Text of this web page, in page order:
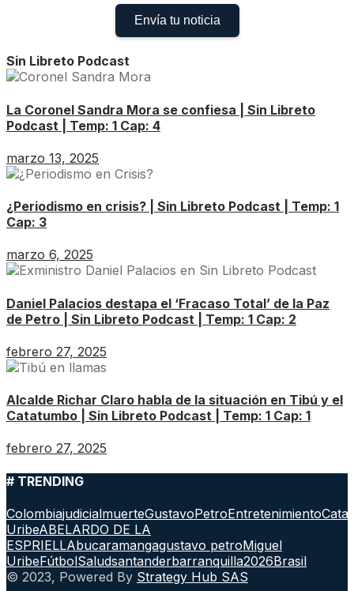
Envía tu noticia
Sin Libreto Podcast
La Coronel Sandra Mora se confiesa | Sin Libreto
Podcast | Temp: 1 Cap: 4
marzo 13, 2025
¿Periodismo en crisis? | Sin Libreto Podcast | Temp: 1
Cap: 3
marzo 6, 2025
Daniel Palacios destapa el ‘Fracaso Total’ de la Paz
de Petro | Sin Libreto Podcast | Temp: 1 Cap: 2
febrero 27, 2025
Alcalde Richar Claro habla de la situación en Tibú y el
Catatumbo | Sin Libreto Podcast | Temp: 1 Cap: 1
febrero 27, 2025
# TRENDING
ColombiajudicialmuerteGustavoPetroEntretenimiento
UribeABELARDO DE LA
ESPRIELLAbucaramangagustavo petroMiguel
UribeFútbolSaludsantanderbarranquilla2026Brasil
© 2023, Powered By Strategy Hub SAS